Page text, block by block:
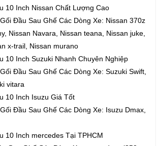
10 Inch Nissan Chất Lượng Cao
Sau Ghế Các Dòng Xe: Nissan 370z
Nissan Navara, Nissan teana, Nissan juke,
x-trail, Nissan murano
10 Inch Suzuki Nhanh Chuyên Nghiệp
Sau Ghế Các Dòng Xe: Suzuki Swift,
vitara
10 Inch Isuzu Giá Tốt
Sau Ghế Các Dòng Xe: Isuzu Dmax,
10 Inch mercedes Tại TPHCM